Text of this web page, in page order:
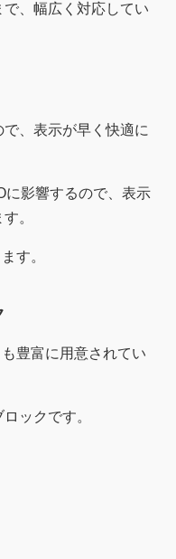
、幅広く対応してい
、表示が早く快適に
に影響するので、表示
。
す。
豊富に用意されてい
ックです。